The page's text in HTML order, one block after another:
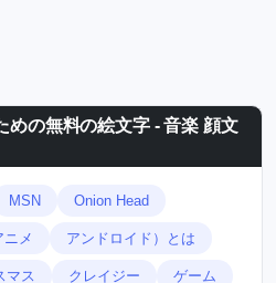
めの無料の絵文字 - 音楽 顔文
MSN Onion Head
ニメ アンドロイド）とは
マス クレイジー ゲーム